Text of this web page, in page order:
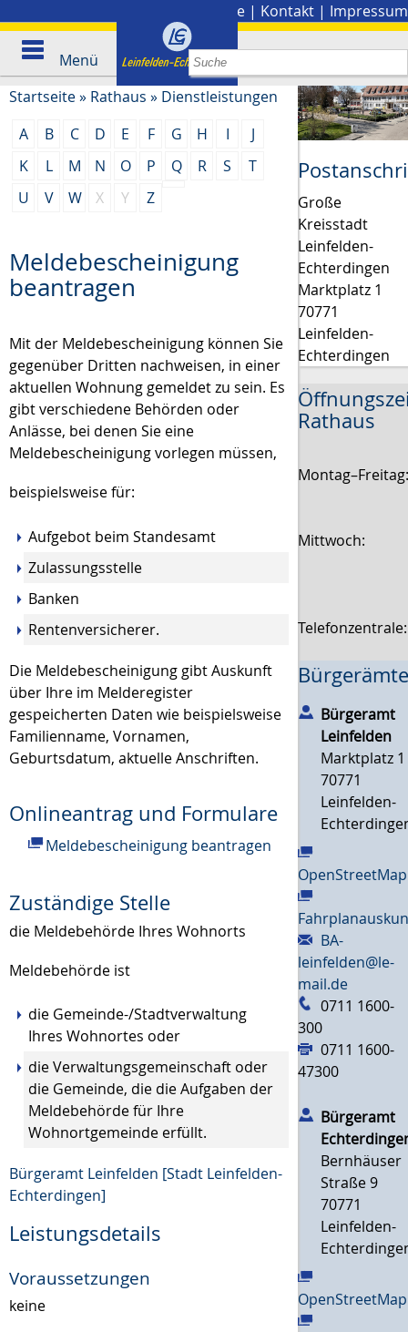
Presse | Kontakt | Impressum
Menü
Startseite» Rathaus » Dienstleistungen
A
B C D E F G H I
J
K
L M N O P Q R S
T
U
V W X Y Z
Meldebescheinigung
beantragen
Mit der Meldebescheinigung können Sie
gegenüber Dritten nachweisen, in einer
aktuellen Wohnung gemeldet zu sein. Es
gibt verschiedene Behörden oder
Anlässe, bei denen Sie eine
Meldebescheinigung vorlegen müssen,
beispielsweise für:
Aufgebot beim Standesamt
Zulassungsstelle
Banken
Rentenversicherer.
Die Meldebescheinigung gibt Auskunft
über Ihre im Melderegister
gespeicherten Daten wie beispielsweise
Familienname, Vornamen,
Geburtsdatum, aktuelle Anschriften.
Onlineantrag und Formulare
Meldebescheinigung beantragen
Zuständige Stelle
die Meldebehörde Ihres Wohnorts
Meldebehörde ist
die Gemeinde-/Stadtverwaltung
Ihres Wohnortes oder
die Verwaltungsgemeinschaft oder
die Gemeinde, die die Aufgaben der
Meldebehörde für Ihre
Wohnortgemeinde erfüllt.
Bürgeramt Leinfelden [Stadt Leinfelden-
Echterdingen]
Leistungsdetails
Voraussetzungen
keine
Große
Kreisstadt
Leinfelden-
Echterdingen
Marktplatz 1
70771
Leinfelden-
Echterdingen
Rathaus
Mittwoch:
Bürgeramt
Leinfelden
Marktplatz 1
70771
Leinfelden-
OpenStreetMap
BA-
leinfelden@le-
mail.de
0711 1600-
300
0711 1600-
47300
Bürgeramt
Bernhäuser
Straße 9
70771
Leinfelden-
OpenStreetMap